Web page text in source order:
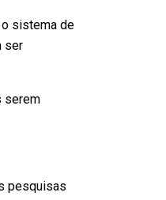
sistema de
ser
serem
pesquisas